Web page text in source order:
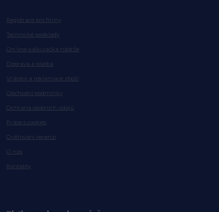
Registrace pro firmy
Technické podklady
On-line kalkulačka nádrže
Doprava a platba
Vrácení a reklamace zboží
Obchodní podmínky
Ochrana osobních údajů
Práce s cookies
Ověřování recenzí
O nás
Kontakty